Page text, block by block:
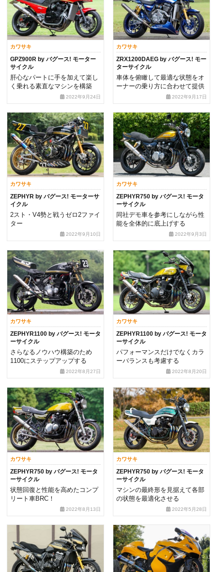
カワサキ
GPZ900R by バグース! モーター
サイクル
肝心なパートに手を加えて楽し
く乗れる素直なマシンを構築
2022年9月24日
カワサキ
ZRX1200DAEG by バグース! モー
ターサイクル
車体を俯瞰して最適な状態をオ
ーナーの乗り方に合わせて提供
2022年9月17日
カワサキ
ZEPHYR by バグース! モーターサ
イクル
2スト・V4勢と戦うゼロ2ファイ
ター
2022年9月10日
カワサキ
ZEPHYR750 by バグース! モータ
ーサイクル
同社デモ車を参考にしながら性
能を全体的に底上げする
2022年9月3日
カワサキ
ZEPHYR1100 by バグース! モータ
ーサイクル
さらなるノウハウ構築のため
1100にステップアップする
2022年8月27日
カワサキ
ZEPHYR1100 by バグース! モータ
ーサイクル
パフォーマンスだけでなくカラ
ーバランスも考慮する
2022年8月20日
カワサキ
ZEPHYR750 by バグース! モータ
ーサイクル
状態回復と性能を高めたコンプ
リート車BRC！
2022年8月13日
カワサキ
ZEPHYR750 by バグース! モータ
ーサイクル
マシンの最終形を見据えて各部
の状態を最適化させる
2022年5月28日